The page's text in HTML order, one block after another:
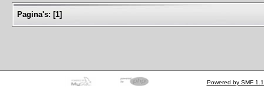
Pagina's: [1]
Powered by SMF